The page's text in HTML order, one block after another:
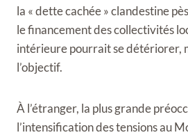
la « dette cachée » clandestine
le financement des collectivités
intérieure pourrait se détériorer,
l’objectif.
À l’étranger, la plus grande
l’intensification des tensions au